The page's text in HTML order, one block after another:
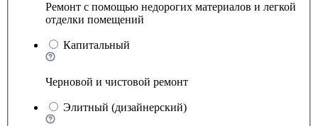
Ремонт с помощью недорогих материалов и легкой
отделки помещений
Капитальный
Черновой и чистовой ремонт
Элитный (дизайнерский)